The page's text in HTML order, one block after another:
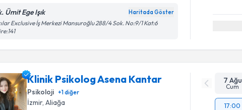
Ümit Ege Işık Haritada Göster
Exclusive İş Merkezi Mansuroğlu 288/4 Sok. No:9/1 Kat:6
Klinik Psikolog Asena Kantar
Psikoloji +1diğer
İzmir, Aliağa
7 Ağu
Cum
17:00